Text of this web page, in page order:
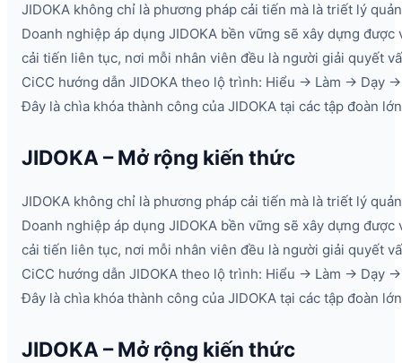
JIDOKA không chỉ là phương pháp cải tiến mà là triết lý
Doanh nghiệp áp dụng JIDOKA bền vững sẽ xây dựng được
cải tiến liên tục, nơi mỗi nhân viên đều là người giải quyết
CiCC hướng dẫn JIDOKA theo lộ trình: Hiểu → Làm → Dạy
Đây là chìa khóa thành công của JIDOKA tại các tập đoàn
JIDOKA – Mở rộng kiến thức
JIDOKA không chỉ là phương pháp cải tiến mà là triết lý
Doanh nghiệp áp dụng JIDOKA bền vững sẽ xây dựng được
cải tiến liên tục, nơi mỗi nhân viên đều là người giải quyết
CiCC hướng dẫn JIDOKA theo lộ trình: Hiểu → Làm → Dạy
Đây là chìa khóa thành công của JIDOKA tại các tập đoàn
JIDOKA – Mở rộng kiến thức